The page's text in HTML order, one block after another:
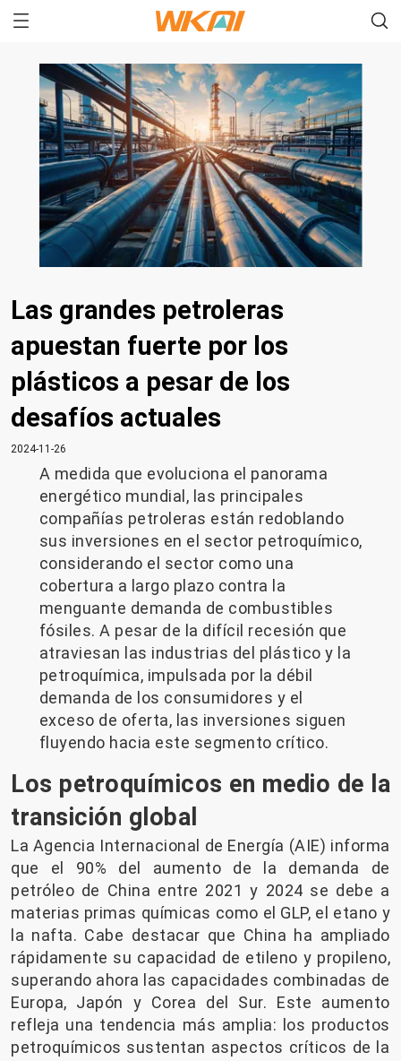
Las grandes petroleras
apuestan fuerte por los
plásticos a pesar de los
desafíos actuales
2024-11-26
A medida que evoluciona el panorama
energético mundial, las principales
compañías petroleras están redoblando
sus inversiones en el sector petroquímico,
considerando el sector como una
cobertura a largo plazo contra la
menguante demanda de combustibles
fósiles. A pesar de la difícil recesión que
atraviesan las industrias del plástico y la
petroquímica, impulsada por la débil
demanda de los consumidores y el
exceso de oferta, las inversiones siguen
fluyendo hacia este segmento crítico.
Los petroquímicos en medio de la
transición global
La Agencia Internacional de Energía (AIE) informa
que el 90% del aumento de la demanda de
petróleo de China entre 2021 y 2024 se debe a
materias primas químicas como el GLP, el etano y
la nafta. Cabe destacar que China ha ampliado
rápidamente su capacidad de etileno y propileno,
superando ahora las capacidades combinadas de
Europa, Japón y Corea del Sur. Este aumento
refleja una tendencia más amplia: los productos
petroquímicos sustentan aspectos críticos de la